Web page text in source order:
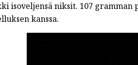
isoveljensä niksit. 107
kanssa.